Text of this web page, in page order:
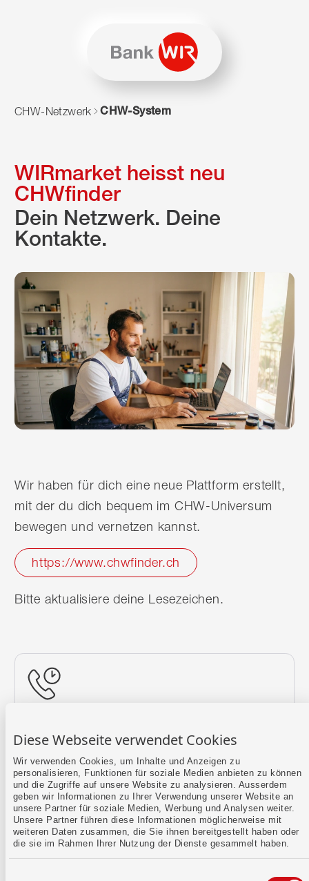
Diese Webseite verwendet Cookies
Wir verwenden Cookies, um Inhalte und Anzeigen zu
personalisieren, Funktionen für soziale Medien anbieten zu können
und die Zugriffe auf unsere Website zu analysieren. Ausserdem
geben wir Informationen zu Ihrer Verwendung unserer Website an
unsere Partner für soziale Medien, Werbung und Analysen weiter.
Unsere Partner führen diese Informationen möglicherweise mit
weiteren Daten zusammen, die Sie ihnen bereitgestellt haben oder
die sie im Rahmen Ihrer Nutzung der Dienste gesammelt haben.
Zum Navigieren dieser Seite wird JavaScript benötigt.
CHW-Netzwerk CHW-System
WIRmarket heisst neu
CHWfinder
Dein Netzwerk. Deine
Kontakte.
Wir haben für dich eine neue Plattform erstellt,
mit der du dich bequem im CHW-Universum
bewegen und vernetzen kannst.
https://www.chwfinder.ch
Bitte aktualisiere deine Lesezeichen.
Mehr erfahren